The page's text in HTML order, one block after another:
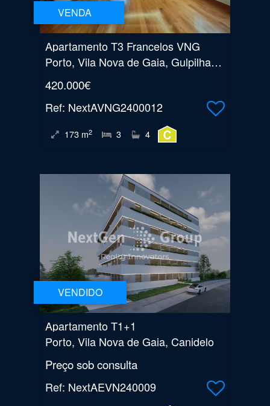
VENDA
Apartamento T3 Francelos VNG
Porto, Vila Nova de Gaia, Gulpilhares e Valadares
420.000€
Ref: NextAVNG2400012
173 m2 3 4
VENDIDO
Apartamento T1+1
Porto, Vila Nova de Gaia, Canidelo
Preço sob consulta
Ref: NextAEVN240009